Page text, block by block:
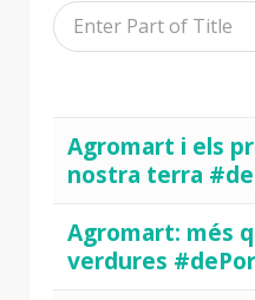
Enter Part of Title
Agromart i els
nostra terra
Agromart: més
verdures